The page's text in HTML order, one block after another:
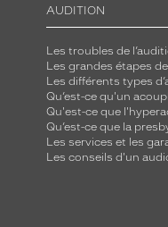
AUDITION
Les troubles de
Les grandes étapes
Les différents types
Qu’est-ce qu'un
Qu'est-ce que
Qu’est-ce que la
Les services et les
Les conseils d'un